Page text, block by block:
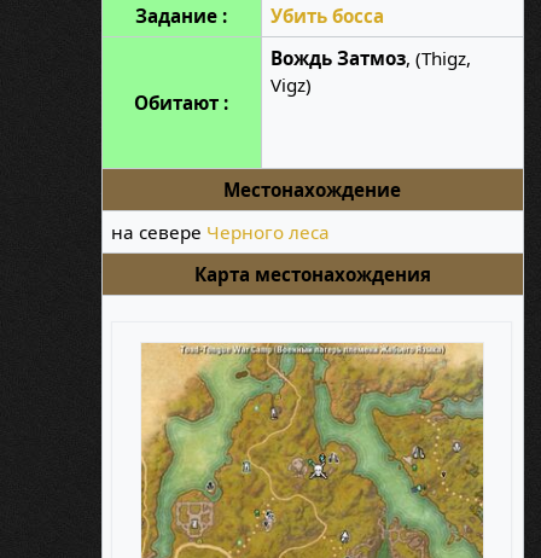
Задание :
Убить босса
Обитают :
Вождь Затмоз, (Thigz,
Vigz)
Местонахождение
на севере Черного леса
Карта местонахождения